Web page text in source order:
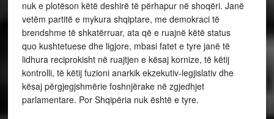
nuk e plotëson këtë deshirë të përhapur në shoqëri. Janë
vetëm partitë e mykura shqiptare, me demokraci të
brendshme të shkatërruar, ata që e ruajnë këtë status
quo kushtetuese dhe ligjore, mbasi fatet e tyre janë të
lidhura reciprokisht në ruajtjen e kësaj kornize, të këtij
kontrolli, të këtij fuzioni anarkik ekzekutiv-legjislativ dhe
kësaj përgjegjshmërie foshnjërake në zgjedhjet
parlamentare. Por Shqipëria nuk është e tyre.